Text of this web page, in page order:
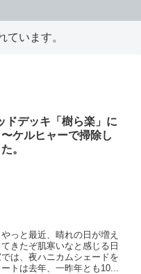
ています。
ドデッキ「樹ら楽」に
ケルヒャーで掃除し
。
っと最近、晴れの日が増え
きたぞ肌寒いなと感じる日
は、夜ハニカムシェードを
トは去年、一昨年とも10...